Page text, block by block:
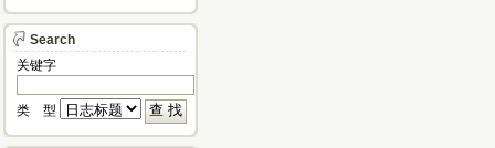
Search
关键字
类 型